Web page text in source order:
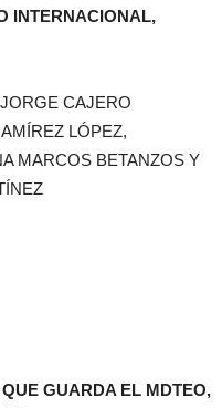
INTERNACIONAL,
CAJERO
LÓPEZ,
MARCOS BETANZOS Y
GUARDA EL MDTEO,